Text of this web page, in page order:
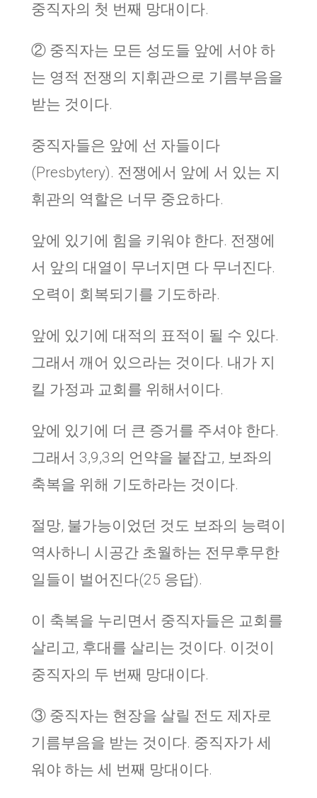
중직자의 첫 번째 망대이다.
② 중직자는 모든 성도들 앞에 서야 하
는 영적 전쟁의 지휘관으로 기름부음을
받는 것이다.
중직자들은 앞에 선 자들이다
(Presbytery). 전쟁에서 앞에 서 있는 지
휘관의 역할은 너무 중요하다.
앞에 있기에 힘을 키워야 한다. 전쟁에
서 앞의 대열이 무너지면 다 무너진다.
오력이 회복되기를 기도하라.
앞에 있기에 대적의 표적이 될 수 있다.
그래서 깨어 있으라는 것이다. 내가 지
킬 가정과 교회를 위해서이다.
앞에 있기에 더 큰 증거를 주셔야 한다.
그래서 3,9,3의 언약을 붙잡고, 보좌의
축복을 위해 기도하라는 것이다.
절망, 불가능이었던 것도 보좌의 능력이
역사하니 시공간 초월하는 전무후무한
일들이 벌어진다(25 응답).
이 축복을 누리면서 중직자들은 교회를
살리고, 후대를 살리는 것이다. 이것이
중직자의 두 번째 망대이다.
③ 중직자는 현장을 살릴 전도 제자로
기름부음을 받는 것이다. 중직자가 세
워야 하는 세 번째 망대이다.